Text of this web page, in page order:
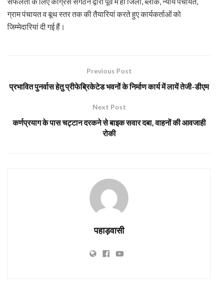
ग्राम पंचायत व बूथ स्तर तक की तैयारियां करते हुए कार्यकर्ताओं को
जिम्मेदारियां दी गई हैं।
Previous Post
प्रभावित पुनर्वास हेतु प्रीफेब्रिकेटेड भवनों के निर्माण कार्य में लायें तेजी-डीएम
Next Post
कर्णप्रयाग के पास चट्टान दरकने से बाइक सवार दबा, वाहनों की आवजाही
रोकी
पहाड़वासी